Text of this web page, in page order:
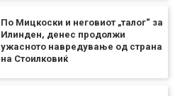
По Мицкоски и неговиот „талог“ за
Илинден, денес продолжи
ужасното навредување од страна
на Стоилковиќ